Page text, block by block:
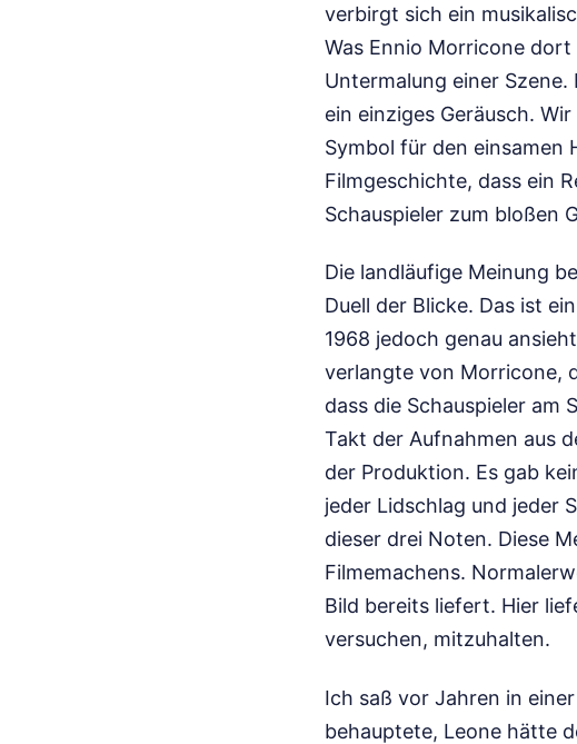
verbirgt sich ein
Was Ennio Morricone
Untermalung einer
ein einziges Geräusch.
Symbol für den einsamen
Filmgeschichte, dass ein
Schauspieler zum bloßen
Die landläufige Meinung
Duell der Blicke. Das ist
1968 jedoch genau
verlangte von Morricone,
dass die Schauspieler am
Takt der Aufnahmen aus
der Produktion. Es gab
jeder Lidschlag und jeder
dieser drei Noten. Diese
Filmemachens.
Bild bereits liefert. Hier
versuchen, mitzuhalten.
Ich saß vor Jahren in
behauptete, Leone hätte